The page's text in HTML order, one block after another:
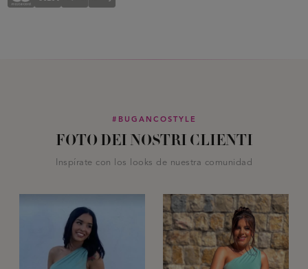
#BUGANCOSTYLE
FOTO DEI NOSTRI CLIENTI
Inspírate con los looks de nuestra comunidad